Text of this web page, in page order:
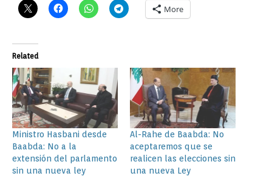
More
Related
Ministro Hasbani desde
Baabda: No a la
extensión del parlamento
sin una nueva ley
Al-Rahe de Baabda: No
aceptaremos que se
realicen las elecciones sin
una nueva Ley